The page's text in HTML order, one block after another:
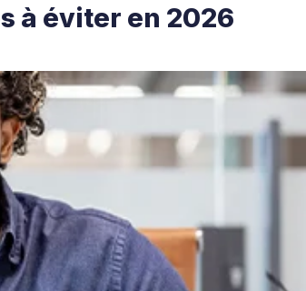
à éviter en 2026